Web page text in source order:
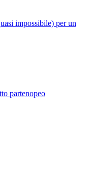
impossibile) per un
partenopeo